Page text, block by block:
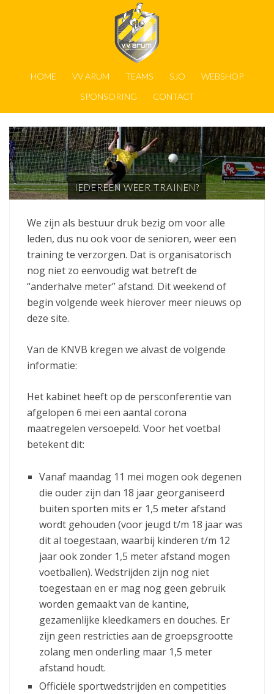
HOME VV ARUM TEAMS SJO
WEBSHOP
SPONSORING
CONTACT
IEDEREEN WEER TRAINEN?
We zijn als bestuur druk bezig om voor alle
leden, dus nu ook voor de senioren, weer een
training te verzorgen. Dat is organisatorisch
nog niet zo eenvoudig wat betreft de
“anderhalve meter” afstand. Dit weekend of
begin volgende week hierover meer nieuws op
deze site.
Van de KNVB kregen we alvast de volgende
informatie:
Het kabinet heeft op de persconferentie van
afgelopen 6 mei een aantal corona
maatregelen versoepeld. Voor het voetbal
betekent dit:
Vanaf maandag 11 mei mogen ook degenen
die ouder zijn dan 18 jaar georganiseerd
buiten sporten mits er 1,5 meter afstand
wordt gehouden (voor jeugd t/m 18 jaar was
dit al toegestaan, waarbij kinderen t/m 12
jaar ook zonder 1,5 meter afstand mogen
voetballen). Wedstrijden zijn nog niet
toegestaan en er mag nog geen gebruik
worden gemaakt van de kantine,
gezamenlijke kleedkamers en douches. Er
zijn geen restricties aan de groepsgrootte
zolang men onderling maar 1,5 meter
afstand houdt.
Officiële sportwedstrijden en competities